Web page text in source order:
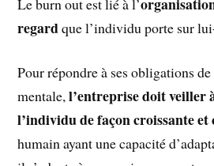
regardque l’individu porte sur
Pour répondre à ses obligations
mentale,l’entreprise doit veiller
l’individu de façon croissante et
humain ayant une capacité